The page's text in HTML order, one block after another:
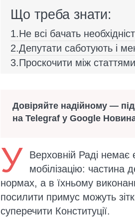
Що треба знати:
Не всі бачать
Депутати саботують і
Проскочити між
Довіряйте надійному —
на Telegraf у Google
У
Верховній Раді немає
мобілізацію: частина
нормах, а в їхньому
посилити примус можуть
суперечити Конституції.